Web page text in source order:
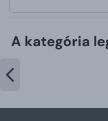
A kategória